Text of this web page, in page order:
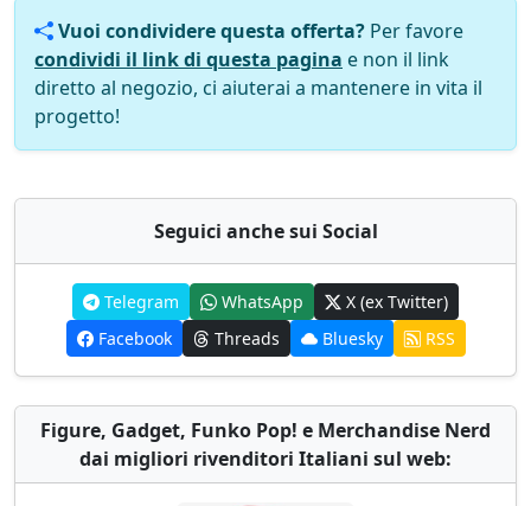
Vuoi condividere questa offerta? Per favore
condividi il link di questa pagina e non il link
diretto al negozio, ci aiuterai a mantenere in vita il
progetto!
Seguici anche sui Social
Telegram WhatsApp
X (ex Twitter)
Facebook
Threads Bluesky RSS
Figure, Gadget, Funko Pop! e Merchandise Nerd
dai migliori rivenditori Italiani sul web: